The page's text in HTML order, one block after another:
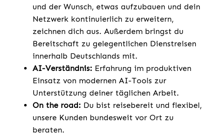
und der Wunsch, etwas aufzubauen und dein
Netzwerk kontinuierlich zu erweitern,
zeichnen dich aus. Außerdem bringst du
Bereitschaft zu gelegentlichen Dienstreisen
innerhalb Deutschlands mit.
AI-Verständnis: Erfahrung im produktiven
Einsatz von modernen AI-Tools zur
Unterstützung deiner täglichen Arbeit.
On the road: Du bist reisebereit und flexibel,
unsere Kunden bundesweit vor Ort zu
beraten.